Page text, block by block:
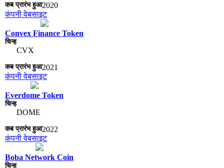
2020
कंपनी वेबसाइट
Convex Finance Token
CVX
2021
कंपनी वेबसाइट
Everdome Token
DOME
2022
कंपनी वेबसाइट
Boba Network Coin